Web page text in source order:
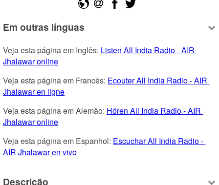
Em outras línguas
Veja esta página em Inglês: Listen All India Radio - AIR
Jhalawar online
Veja esta página em Francês: Ecouter All India Radio - AIR
Jhalawar en ligne
Veja esta página em Alemão: Hören All India Radio - AIR
Jhalawar online
Veja esta página em Espanhol: Escuchar All India Radio -
AIR Jhalawar en vivo
Descrição